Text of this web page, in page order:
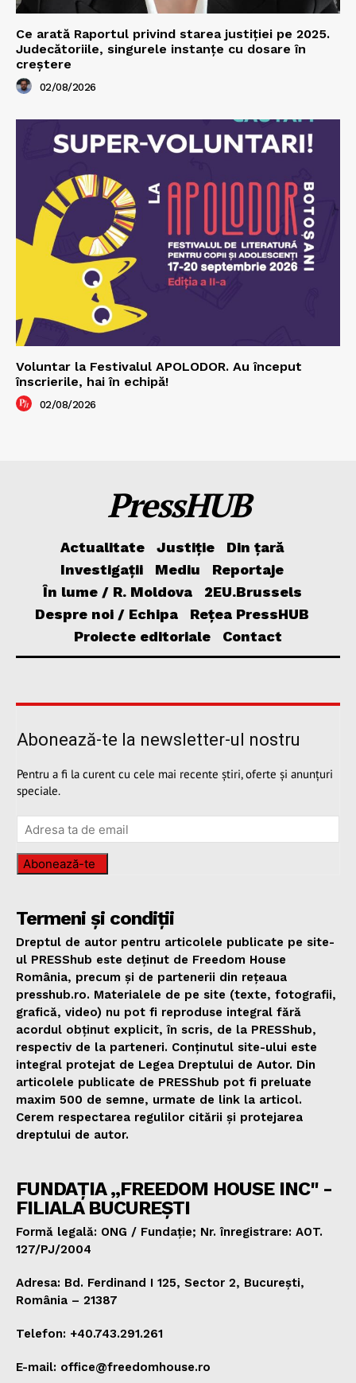
Ce arată Raportul privind starea justiției pe 2025.
Judecătoriile, singurele instanțe cu dosare în
creștere
02/08/2026
Voluntar la Festivalul APOLODOR. Au început
înscrierile, hai în echipă!
02/08/2026
PressHUB
Actualitate Justiție
Din țară
Investigații
Mediu
Reportaje
În lume / R. Moldova
2EU.Brussels
Despre noi / Echipa
Rețea PressHUB
Proiecte editoriale
Contact
Abonează-te la newsletter-ul nostru
Pentru a fi la curent cu cele mai recente știri, oferte și anunțuri
speciale.
Abonează-te
Termeni și condiții
Dreptul de autor pentru articolele publicate pe site-
ul PRESShub este deținut de Freedom House
România, precum și de partenerii din rețeaua
presshub.ro. Materialele de pe site (texte, fotografii,
grafică, video) nu pot fi reproduse integral fără
acordul obținut explicit, în scris, de la PRESShub,
respectiv de la parteneri. Conținutul site-ului este
integral protejat de Legea Dreptului de Autor. Din
articolele publicate de PRESShub pot fi preluate
maxim 500 de semne, urmate de link la articol.
Cerem respectarea regulilor citării și protejarea
dreptului de autor.
FUNDAȚIA „FREEDOM HOUSE INC" -
FILIALA BUCUREȘTI
Formă legală: ONG / Fundație; Nr. înregistrare: AOT.
127/PJ/2004
Adresa: Bd. Ferdinand I 125, Sector 2, București,
România – 21387
Telefon: +40.743.291.261
E-mail: office@freedomhouse.ro